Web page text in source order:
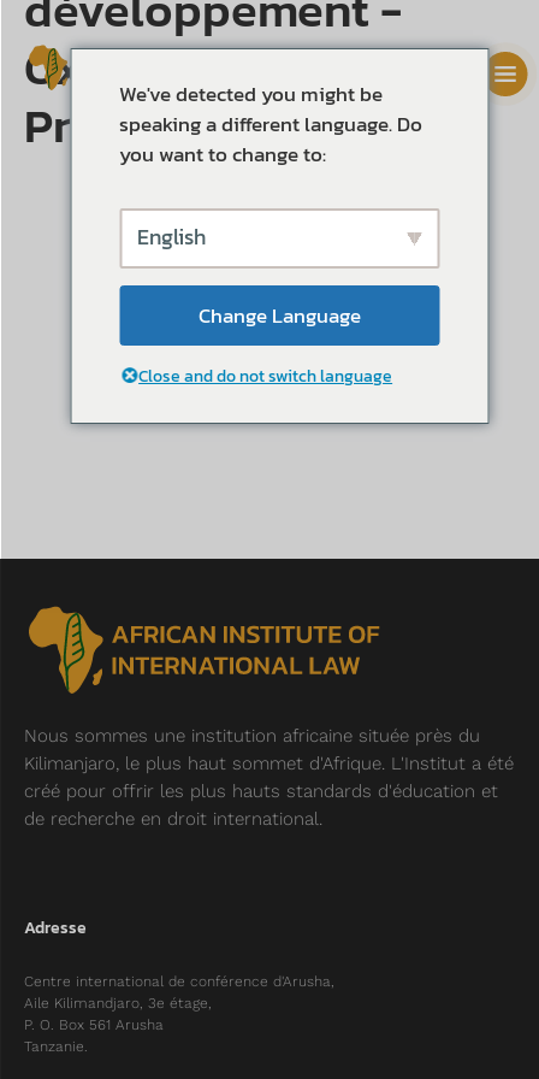
Oxford University
Press
Nous sommes une institution africaine située près du
Kilimanjaro, le plus haut sommet d'Afrique. L'Institut a été
créé pour offrir les plus hauts standards d'éducation et
de recherche en droit international.
Adresse
Centre international de conférence d'Arusha,
Aile Kilimandjaro, 3e étage,
P. O. Box 561 Arusha
Tanzanie.
We've detected you might be
speaking a different language. Do
you want to change to:
English
Change Language
Close and do not switch language